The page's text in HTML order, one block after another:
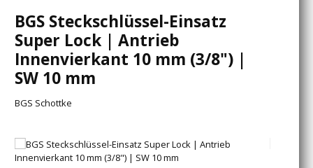
BGS Steckschlüssel-Einsatz
Super Lock | Antrieb
Innenvierkant 10 mm (3/8") |
SW 10 mm
BGS Schottke
Bildergalerie überspringen